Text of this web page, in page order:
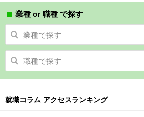
業種 or 職種 で探す
業種で探す
職種で探す
就職コラム アクセスランキング